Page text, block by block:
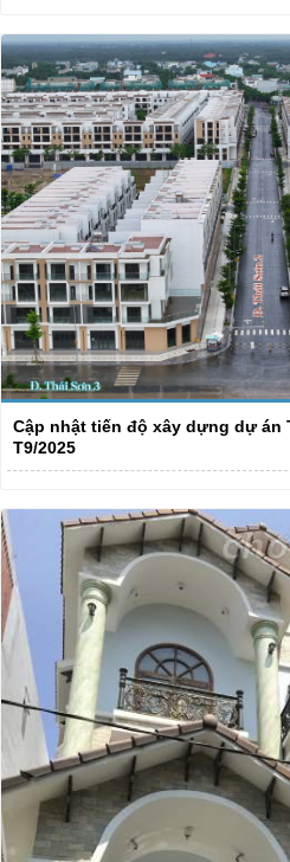
Cập nhật tiến độ xây dựng dự án
T9/2025